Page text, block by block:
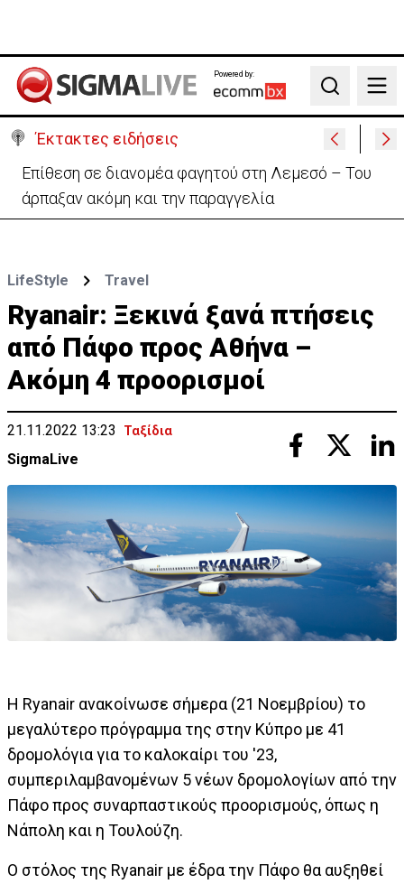
Powered by:
Search
Έκτακτες ειδήσεις
Ο στρατηγός του Τραμπ «αναζητά διέξοδο» από τον
πόλεμο με το Ιράν
LifeStyle Travel
Ryanair: Ξεκινά ξανά πτήσεις
από Πάφο προς Αθήνα –
Ακόμη 4 προορισμοί
21.11.2022 13:23 Ταξίδια
SigmaLive
Η Ryanair ανακοίνωσε σήμερα (21 Νοεμβρίου) το
μεγαλύτερο πρόγραμμα της στην Κύπρο με 41
δρομολόγια για το καλοκαίρι του '23,
συμπεριλαμβανομένων 5 νέων δρομολογίων από την
Πάφο προς συναρπαστικούς προορισμούς, όπως η
Νάπολη και η Τουλούζη.
Ο στόλος της Ryanair με έδρα την Πάφο θα αυξηθεί